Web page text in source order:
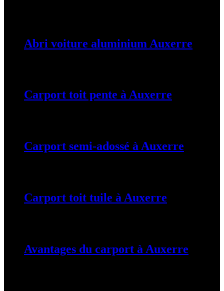
Abri voiture aluminium Auxerre
Carport toit pente à Auxerre
Carport semi-adossé à Auxerre
Carport toit tuile à Auxerre
Avantages du carport à Auxerre